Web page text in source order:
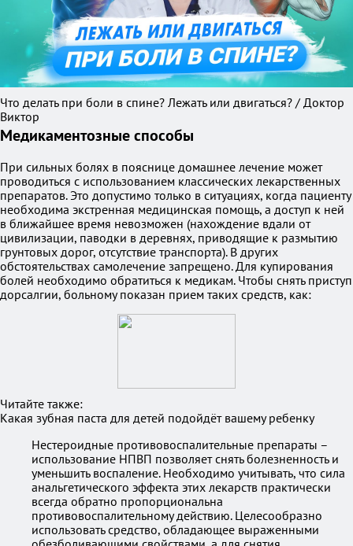
Что делать при боли в спине? Лежать или двигаться? / Доктор
Виктор
Медикаментозные способы
При сильных болях в пояснице домашнее лечение может
проводиться с использованием классических лекарственных
препаратов. Это допустимо только в ситуациях, когда пациенту
необходима экстренная медицинская помощь, а доступ к ней
в ближайшее время невозможен (нахождение вдали от
цивилизации, паводки в деревнях, приводящие к размытию
грунтовых дорог, отсутствие транспорта). В других
обстоятельствах самолечение запрещено. Для купирования
болей необходимо обратиться к медикам. Чтобы снять приступ
дорсалгии, больному показан прием таких средств, как:
Читайте также:
Какая зубная паста для детей подойдёт вашему ребенку
Нестероидные противовоспалительные препараты –
использование НПВП позволяет снять болезненность и
уменьшить воспаление. Необходимо учитывать, что сила
анальгетического эффекта этих лекарств практически
всегда обратно пропорциональна
противовоспалительному действию. Целесообразно
использовать средство, обладающее выраженными